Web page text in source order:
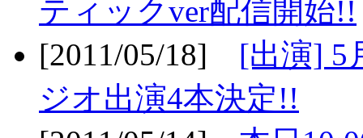
ティックver配信開始!!
[2011/05/18] [出演] 5
ジオ出演4本決定!!